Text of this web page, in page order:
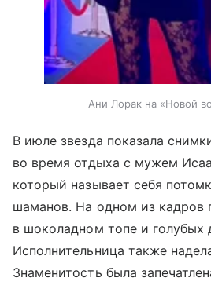
Ани Лорак на «Новой
В июле звезда показала
во время отдыха с мужем
который называет себя
шаманов. На одном из кадров
в шоколадном топе и
Исполнительница также
Знаменитость была